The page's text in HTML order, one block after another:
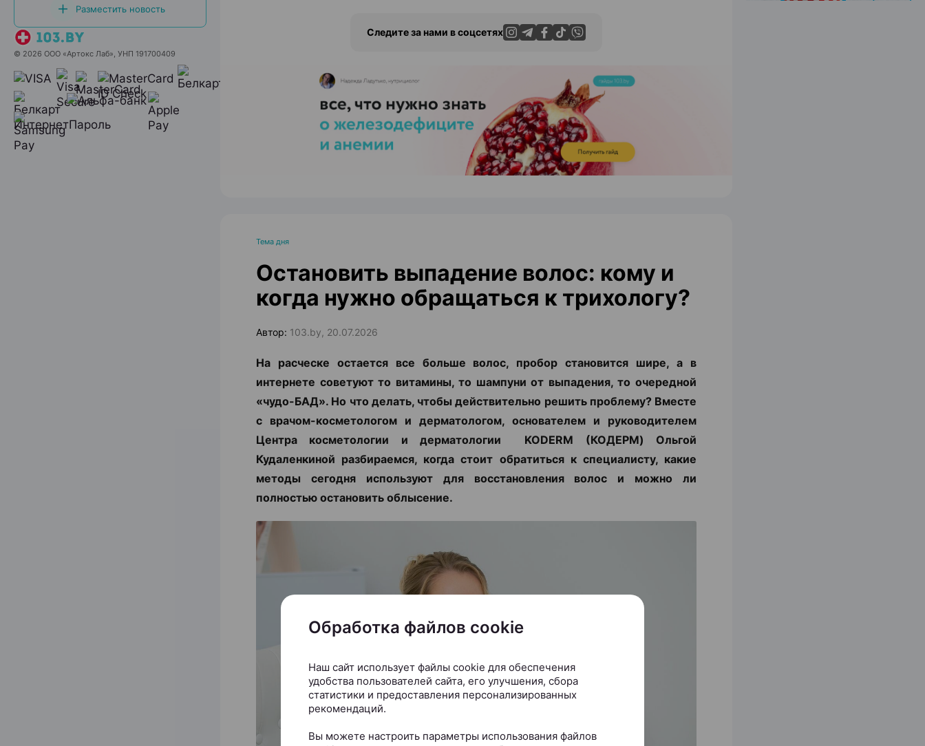
Разместить новость
© 2026 ООО «Артокс Лаб», УНП 191700409
Следите за нами в соцсетях
ЭФФЕКТИВНАЯ РЕКЛАМА НА САЙТЕ
Тема дня
Остановить выпадение волос: кому и
когда нужно обращаться к трихологу?
Автор: 103.by, 20.07.2026
На расческе остается все больше волос, пробор становится шире, а в
интернете советуют то витамины, то шампуни от выпадения, то очередной
«чудо-БАД». Но что делать, чтобы действительно решить проблему? Вместе
с врачом-косметологом и дерматологом, основателем и руководителем
Центра косметологии и дерматологии KODERM (КОДЕРМ) Ольгой
Кудаленкиной разбираемся, когда стоит обратиться к специалисту, какие
методы сегодня используют для восстановления волос и можно ли
полностью остановить облысение.
Обработка файлов cookie
Наш сайт использует файлы cookie для обеспечения
удобства пользователей сайта, его улучшения, сбора
статистики и предоставления персонализированных
рекомендаций.
Вы можете настроить параметры использования файлов